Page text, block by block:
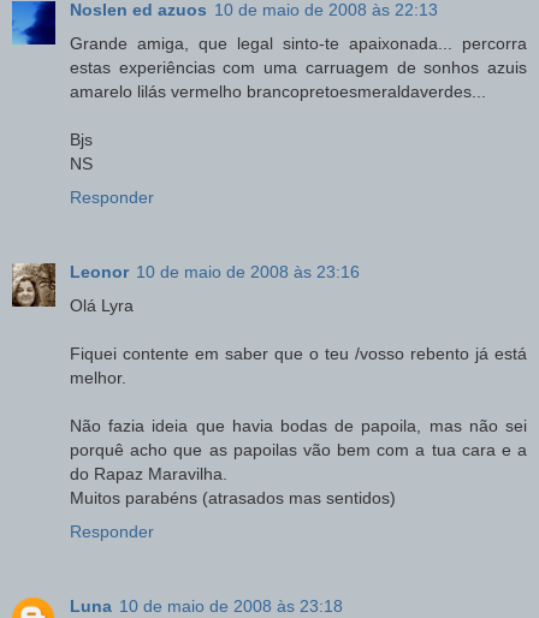
Noslen ed azuos 10 de maio de 2008 às 22:13
Grande amiga, que legal sinto-te apaixonada... percorra
estas experiências com uma carruagem de sonhos azuis
amarelo lilás vermelho brancopretoesmeraldaverdes...
Bjs
NS
Responder
Leonor 10 de maio de 2008 às 23:16
Olá Lyra
Fiquei contente em saber que o teu /vosso rebento já está
melhor.
Não fazia ideia que havia bodas de papoila, mas não sei
porquê acho que as papoilas vão bem com a tua cara e a
do Rapaz Maravilha.
Muitos parabéns (atrasados mas sentidos)
Responder
Luna 10 de maio de 2008 às 23:18